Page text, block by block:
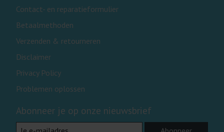
Contact- en reparatieformulier
Betaalmethoden
Verzenden & retourneren
Disclaimer
Privacy Policy
Problemen oplossen
Abonneer je op onze nieuwsbrief